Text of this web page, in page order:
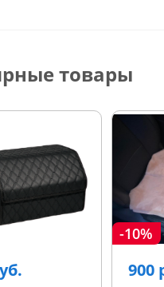
товары
-10%
900